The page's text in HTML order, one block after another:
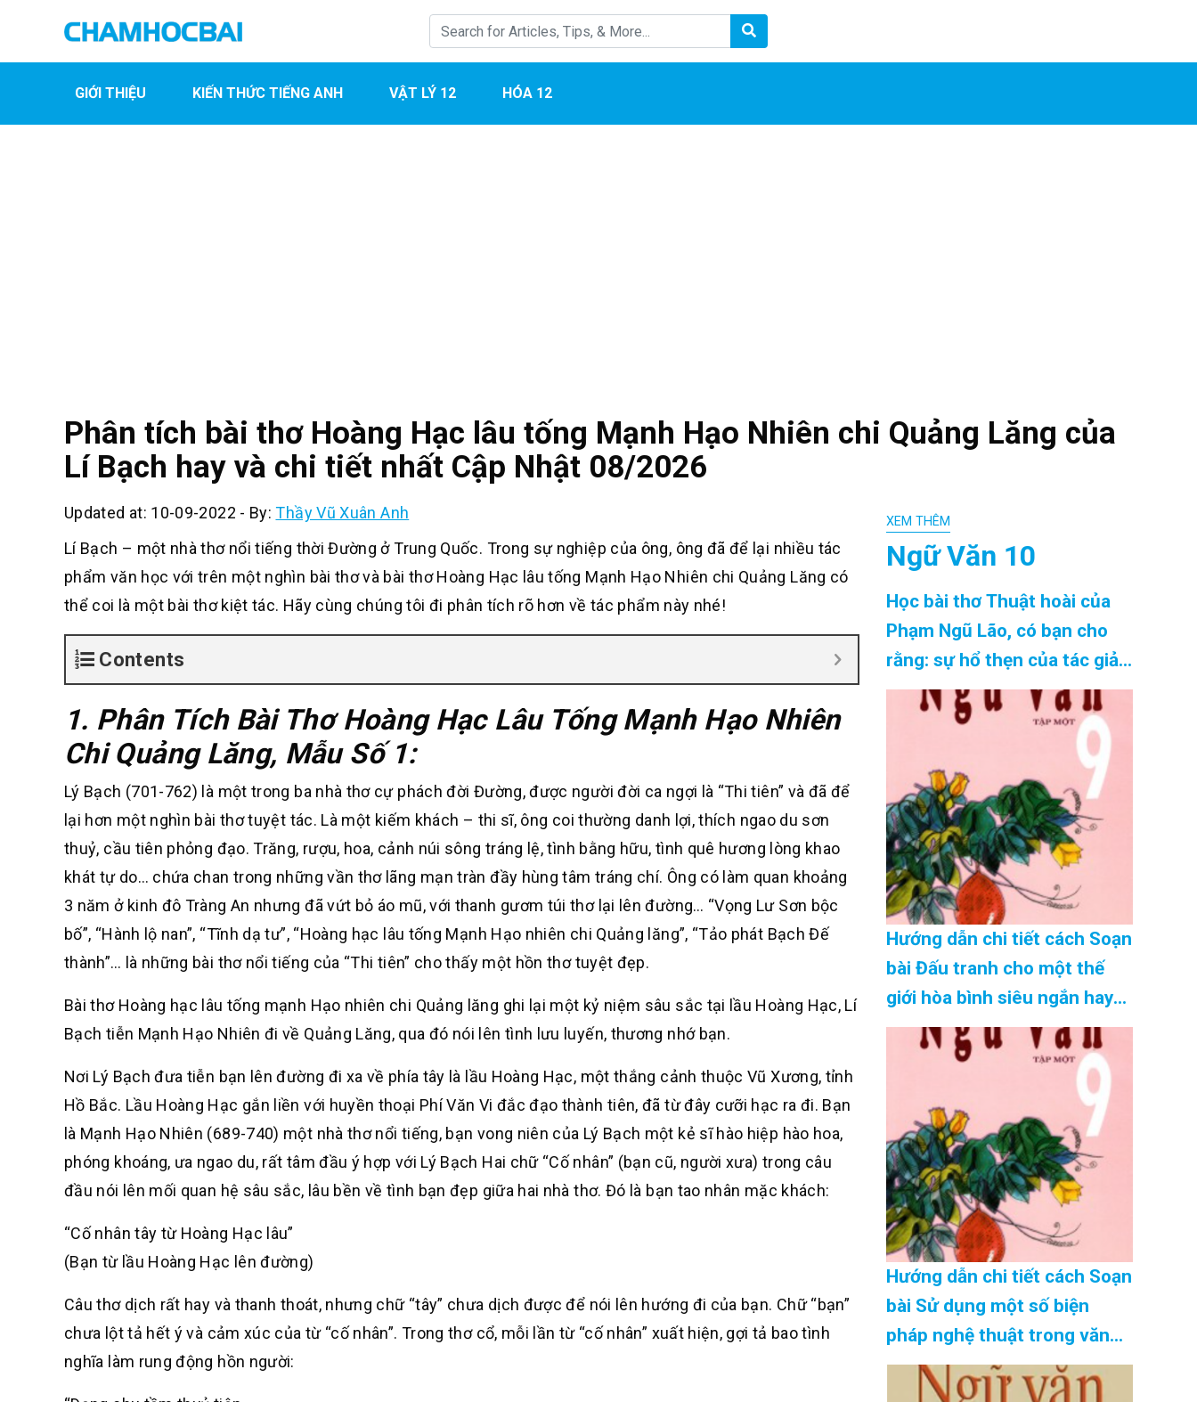
GIỚI THIỆU KIẾN THỨC TIẾNG ANH VẬT LÝ 12 HÓA 12
Phân tích bài thơ Hoàng Hạc lâu tống Mạnh Hạo Nhiên chi Quảng Lăng của
Lí Bạch hay và chi tiết nhất Cập Nhật 08/2026
Updated at: 10-09-2022 - By:Thầy Vũ Xuân Anh
Lí Bạch – một nhà thơ nổi tiếng thời Đường ở Trung Quốc. Trong sự nghiệp của ông, ông đã để lại nhiều tác
phẩm văn học với trên một nghìn bài thơ và bài thơ Hoàng Hạc lâu tống Mạnh Hạo Nhiên chi Quảng Lăng có
thể coi là một bài thơ kiệt tác. Hãy cùng chúng tôi đi phân tích rõ hơn về tác phẩm này nhé!
Contents
1. Phân Tích Bài Thơ Hoàng Hạc Lâu Tống Mạnh Hạo Nhiên
Chi Quảng Lăng, Mẫu Số 1:
Lý Bạch (701-762) là một trong ba nhà thơ cự phách đời Đường, được người đời ca ngợi là “Thi tiên” và đã để
lại hơn một nghìn bài thơ tuyệt tác. Là một kiếm khách – thi sĩ, ông coi thường danh lợi, thích ngao du sơn
thuỷ, cầu tiên phỏng đạo. Trăng, rượu, hoa, cảnh núi sông tráng lệ, tình bằng hữu, tình quê hương lòng khao
khát tự do… chứa chan trong những vần thơ lãng mạn tràn đầy hùng tâm tráng chí. Ông có làm quan khoảng
3 năm ở kinh đô Tràng An nhưng đã vứt bỏ áo mũ, với thanh gươm túi thơ lại lên đường… “Vọng Lư Sơn bộc
bố”, “Hành lộ nan”, “Tĩnh dạ tư”, “Hoàng hạc lâu tống Mạnh Hạo nhiên chi Quảng lăng”, “Tảo phát Bạch Đế
thành”… là những bài thơ nổi tiếng của “Thi tiên” cho thấy một hồn thơ tuyệt đẹp.
Bài thơ Hoàng hạc lâu tống mạnh Hạo nhiên chi Quảng lăng ghi lại một kỷ niệm sâu sắc tại lầu Hoàng Hạc, Lí
Bạch tiễn Mạnh Hạo Nhiên đi về Quảng Lăng, qua đó nói lên tình lưu luyến, thương nhớ bạn.
Nơi Lý Bạch đưa tiễn bạn lên đường đi xa về phía tây là lầu Hoàng Hạc, một thắng cảnh thuộc Vũ Xương, tỉnh
Hồ Bắc. Lầu Hoàng Hạc gắn liền với huyền thoại Phí Văn Vi đắc đạo thành tiên, đã từ đây cưỡi hạc ra đi. Bạn
là Mạnh Hạo Nhiên (689-740) một nhà thơ nổi tiếng, bạn vong niên của Lý Bạch một kẻ sĩ hào hiệp hào hoa,
phóng khoáng, ưa ngao du, rất tâm đầu ý hợp với Lý Bạch Hai chữ “Cố nhân” (bạn cũ, người xưa) trong câu
đầu nói lên mối quan hệ sâu sắc, lâu bền về tình bạn đẹp giữa hai nhà thơ. Đó là bạn tao nhân mặc khách:
“Cố nhân tây từ Hoàng Hạc lâu”
(Bạn từ lầu Hoàng Hạc lên đường)
Câu thơ dịch rất hay và thanh thoát, nhưng chữ “tây” chưa dịch được để nói lên hướng đi của bạn. Chữ “bạn”
chưa lột tả hết ý và cảm xúc của từ “cố nhân”. Trong thơ cổ, mỗi lần từ “cố nhân” xuất hiện, gợi tả bao tình
nghĩa làm rung động hồn người:
XEM THÊM
Ngữ Văn 10
Học bài thơ Thuật hoài của
Phạm Ngũ Lão, có bạn cho
rằng: sự hổ thẹn của tác giả
là thái quá, kiêu kì. Ngược lại,
có bạn ca ngợi và cho rằng
đó là biểu hiện một hoài bão
lớn lao của người thanh niên
yêu nước. Ý kiến của em về
vấn đề này như thế nào?
(những gợi ý hay nhất) Cập
Nhật 08/2026
Hướng dẫn chi tiết cách Soạn
bài Đấu tranh cho một thế
giới hòa bình siêu ngắn hay
nhất Cập Nhật 08/2026
Hướng dẫn chi tiết cách Soạn
bài Sử dụng một số biện
pháp nghệ thuật trong văn
bản thuyết minh siêu ngắn
hay nhất Cập Nhật 08/2026